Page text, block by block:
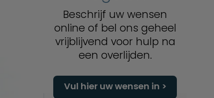
Beschrijf uw wensen
online of bel ons geheel
vrijblijvend voor hulp na
een overlijden.
Vul hier uw wensen in